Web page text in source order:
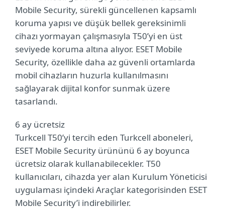
Mobile Security, sürekli güncellenen kapsamlı
koruma yapısı ve düşük bellek gereksinimli
cihazı yormayan çalışmasıyla T50’yi en üst
seviyede koruma altına alıyor. ESET Mobile
Security, özellikle daha az güvenli ortamlarda
mobil cihazların huzurla kullanılmasını
sağlayarak dijital konfor sunmak üzere
tasarlandı.
6 ay ücretsiz
Turkcell T50’yi tercih eden Turkcell aboneleri,
ESET Mobile Security ürününü 6 ay boyunca
ücretsiz olarak kullanabilecekler. T50
kullanıcıları, cihazda yer alan Kurulum Yöneticisi
uygulaması içindeki Araçlar kategorisinden ESET
Mobile Security’i indirebilirler.